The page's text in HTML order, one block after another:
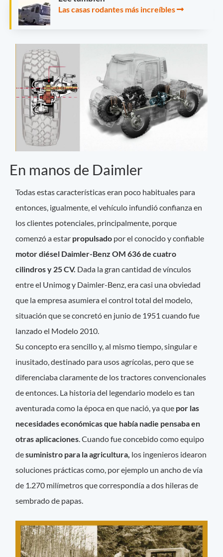
Las casas rodantes más increíbles
En manos de Daimler
Todas estas características eran poco habituales para
entonces, igualmente, el vehículo infundió confianza en
los clientes potenciales, principalmente, porque
comenzó a estar propulsado por el conocido y confiable
motor diésel Daimler-Benz OM 636 de cuatro
cilindros y 25 CV. Dada la gran cantidad de vínculos
entre el Unimog y Daimler-Benz, era casi una obviedad
que la empresa asumiera el control total del modelo,
situación que se concretó en junio de 1951 cuando fue
lanzado el Modelo 2010.
Su concepto era sencillo y, al mismo tiempo, singular e
inusitado, destinado para usos agrícolas, pero que se
diferenciaba claramente de los tractores convencionales
de entonces. La historia del legendario modelo es tan
aventurada como la época en que nació, ya que por las
necesidades económicas que había nadie pensaba en
otras aplicaciones. Cuando fue concebido como equipo
desuministro para la agricultura, los ingenieros idearon
soluciones prácticas como, por ejemplo un ancho de vía
de 1.270 milímetros que correspondía a dos hileras de
sembrado de papas.